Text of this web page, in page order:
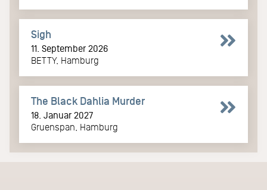
Sigh
11. September 2026
BETTY, Hamburg
The Black Dahlia Murder
18. Januar 2027
Gruenspan, Hamburg